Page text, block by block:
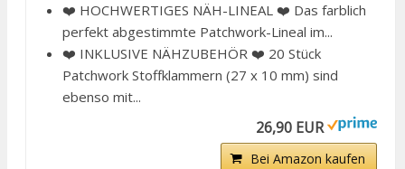
❤️ HOCHWERTIGES NÄH-LINEAL ❤️ Das farblich
perfekt abgestimmte Patchwork-Lineal im...
❤️ INKLUSIVE NÄHZUBEHÖR ❤️ 20 Stück
Patchwork Stoffklammern (27 x 10 mm) sind
ebenso mit...
26,90 EUR
Bei Amazon kaufen